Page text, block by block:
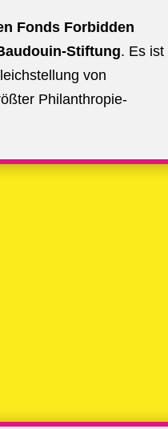
Fonds Forbidden
Stiftung. Es ist
von
Philanthropie-